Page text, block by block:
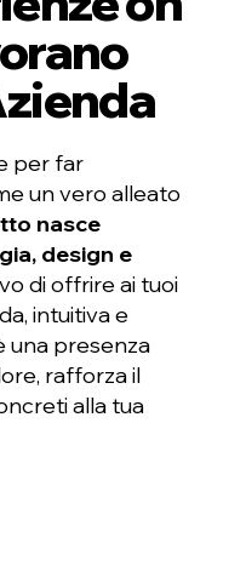
per far
un vero alleato
nasce
design e
di offrire ai tuoi
intuitiva e
una presenza
rafforza il
alla tua